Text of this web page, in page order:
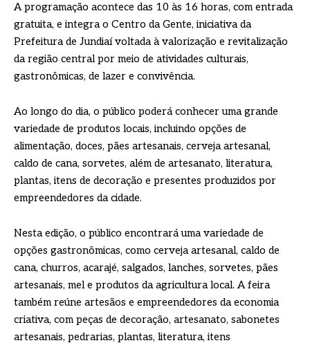
A programação acontece das 10 às 16 horas, com entrada
gratuita, e integra o Centro da Gente, iniciativa da
Prefeitura de Jundiaí voltada à valorização e revitalização
da região central por meio de atividades culturais,
gastronômicas, de lazer e convivência.
Ao longo do dia, o público poderá conhecer uma grande
variedade de produtos locais, incluindo opções de
alimentação, doces, pães artesanais, cerveja artesanal,
caldo de cana, sorvetes, além de artesanato, literatura,
plantas, itens de decoração e presentes produzidos por
empreendedores da cidade.
Nesta edição, o público encontrará uma variedade de
opções gastronômicas, como cerveja artesanal, caldo de
cana, churros, acarajé, salgados, lanches, sorvetes, pães
artesanais, mel e produtos da agricultura local. A feira
também reúne artesãos e empreendedores da economia
criativa, com peças de decoração, artesanato, sabonetes
artesanais, pedrarias, plantas, literatura, itens